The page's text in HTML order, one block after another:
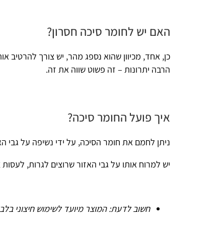
האם יש לחומר סיכה חסרון?
כן, אחד, מכיוון שהוא נספג מהר, יש צורך להרטיב אותו
הרבה יתרונות – זה פשוט שווה את זה.
איך פועל החומר סיכה?
ניתן לחמם את חומר הסיכה, על ידי נשיפה על גבי האזור
יש למרוח אותו על גבי האזור שרוצים לגרות, לעסות אותו,
חשוב לדעת: המוצר מיועד לשימוש חיצוני בלבד ואין